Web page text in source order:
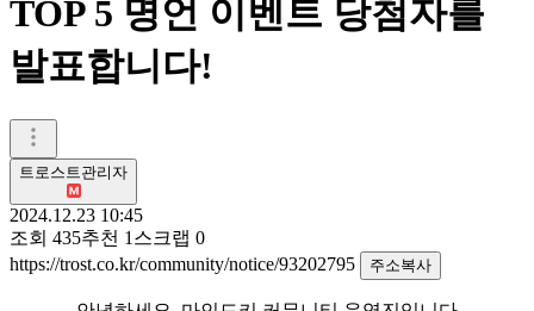
TOP 5 명언 이벤트 당첨자를
발표합니다!
트로스트관리자
2024.12.23 10:45
조회 435추천 1 스크랩 0
https://trost.co.kr/community/notice/93202795
주소복사